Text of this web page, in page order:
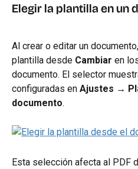
Elegir la plantilla en un
Al crear o editar un
plantilla desde Cambiar en
documento. El selector
configuradas en Ajustes →
documento.
Esta selección afecta al PDF